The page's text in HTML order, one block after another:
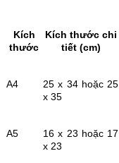
Kích
thước
Kích thước chi
tiết (cm)
A4
25 x 34 hoặc 25
x 35
A5
16 x 23 hoặc 17
x 23